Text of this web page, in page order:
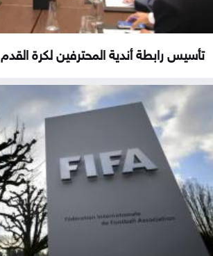
تأسيس رابطة أندية المحترفين لكرة القدم